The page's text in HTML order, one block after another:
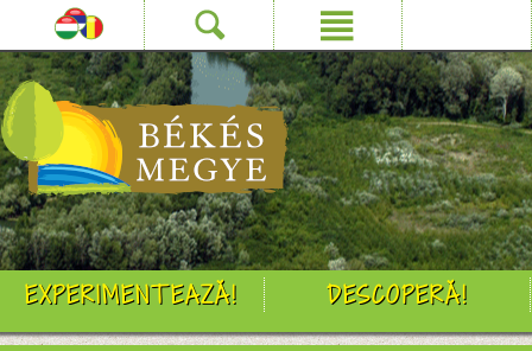
EXPERIMENTEAZĂ! DESCOPERĂ!